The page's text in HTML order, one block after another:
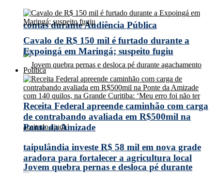
contas durante Audiência Pública
Jovem quebra pernas e desloca pé durante
Cavalo de R$ 150 mil é furtado durante a
Expoingá em Maringá; suspeito fugiu
Política
Receita Federal apreende caminhão com carga
de contrabando avaliada em R$500mil na
Ponte da Amizade
taipulândia investe R$ 58 mil em nova grade
aradora para fortalecer a agricultura local